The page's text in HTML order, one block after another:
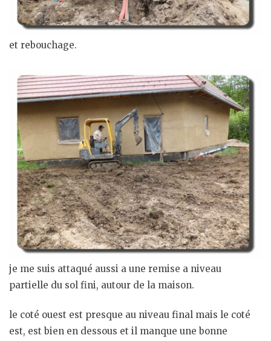
et rebouchage.
je me suis attaqué aussi a une remise a niveau
partielle du sol fini, autour de la maison.
le coté ouest est presque au niveau final mais le coté
est, est bien en dessous et il manque une bonne